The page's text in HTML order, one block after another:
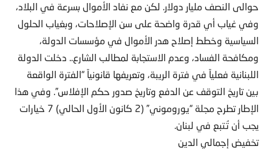
حوالى النصف مليار دولار. لكن مع نفاد الأموال بسرعة في البلاد،
وفي غياب أي قدرة واضحة على سن الإصلاحات، وبغياب الحلول
السياسية وخطط إصلاح هدر الأموال في مؤسسات الدولة،
ومكافحة الفساد، وعدم الاستجابة لمطالب الشارع.. دخلت الدولة
اللبنانية فعلياً في فترة الريبة، وتعريفها قانونياً “الفترة الواقعة
بين تاريخ التوقف عن الدفع وتاريخ صدور حكم الإفلاس”. وفي هذا
الإطار تطرح مجلة “يوروموني” (2 كانون الأول الحالي) 7 خيارات
يجب أن تُتبع في لبنان.
تخفيض إجمالي الدين